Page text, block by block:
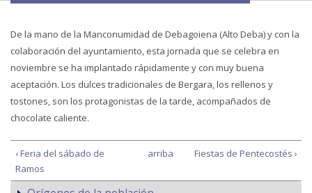
De la mano de la Manconumidad de Debagoiena (Alto Deba) y con la
colaboración del ayuntamiento, esta jornada que se celebra en
noviembre se ha implantado rápidamente y con muy buena
aceptación. Los dulces tradicionales de Bergara, los rellenos y
tostones, son los protagonistas de la tarde, acompañados de
chocolate caliente.
‹ Feria del sábado de
Ramos
arriba Fiestas de Pentecostés ›